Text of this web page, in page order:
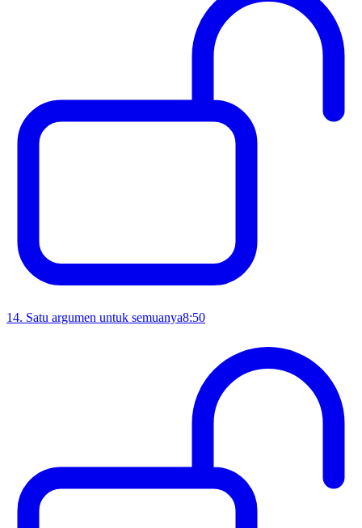
14. Satu argumen untuk semuanya8:50